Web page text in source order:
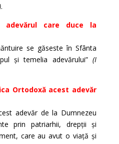
.
care duce la
se găseste în Sfânta
și temelia adevărului”(I
Ortodoxă acest adevăr
adevăr de la Dumnezeu
prin patriarhii, drepții și
care au avut o viață și